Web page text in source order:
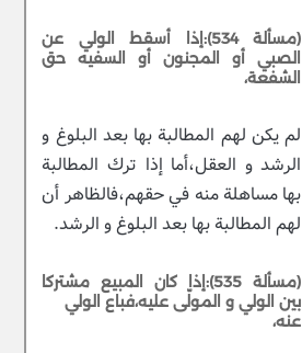
(مسألة 534):إذا أسقط الولي عن
الصبي أو المجنون أو السفيه حق
الشفعة،
لم يكن لهم المطالبة بها بعد البلوغ و
الرشد و العقل،أما إذا ترك المطالبة
بها مساهلة منه في حقهم،فالظاهر أن
لهم المطالبة بها بعد البلوغ و الرشد.
(مسألة 535):إذا كان المبيع مشتركا
بين الولي و المولّى عليه،فباع الولي
عنه،